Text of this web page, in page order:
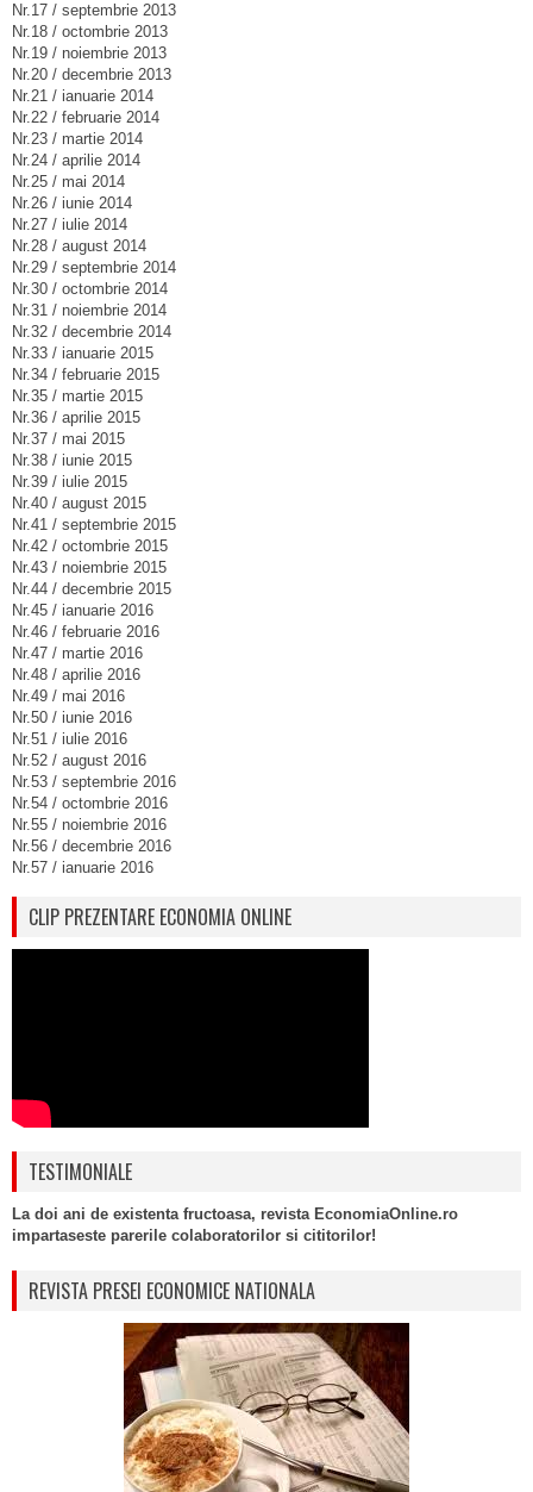
Nr.17 / septembrie 2013
Nr.18 / octombrie 2013
Nr.19 / noiembrie 2013
Nr.20 / decembrie 2013
Nr.21 / ianuarie 2014
Nr.22 / februarie 2014
Nr.23 / martie 2014
Nr.24 / aprilie 2014
Nr.25 / mai 2014
Nr.26 / iunie 2014
Nr.27 / iulie 2014
Nr.28 / august 2014
Nr.29 / septembrie 2014
Nr.30 / octombrie 2014
Nr.31 / noiembrie 2014
Nr.32 / decembrie 2014
Nr.33 / ianuarie 2015
Nr.34 / februarie 2015
Nr.35 / martie 2015
Nr.36 / aprilie 2015
Nr.37 / mai 2015
Nr.38 / iunie 2015
Nr.39 / iulie 2015
Nr.40 / august 2015
Nr.41 / septembrie 2015
Nr.42 / octombrie 2015
Nr.43 / noiembrie 2015
Nr.44 / decembrie 2015
Nr.45 / ianuarie 2016
Nr.46 / februarie 2016
Nr.47 / martie 2016
Nr.48 / aprilie 2016
Nr.49 / mai 2016
Nr.50 / iunie 2016
Nr.51 / iulie 2016
Nr.52 / august 2016
Nr.53 / septembrie 2016
Nr.54 / octombrie 2016
Nr.55 / noiembrie 2016
Nr.56 / decembrie 2016
Nr.57 / ianuarie 2016
CLIP PREZENTARE ECONOMIA ONLINE
TESTIMONIALE
La doi ani de existenta fructoasa, revista EconomiaOnline.ro
impartaseste parerile colaboratorilor si cititorilor!
REVISTA PRESEI ECONOMICE NATIONALA